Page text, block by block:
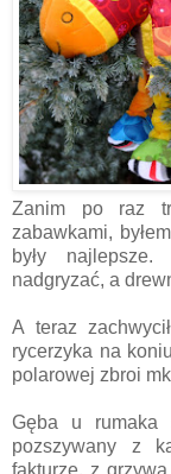
Zanim po raz
zabawkami,
były
nadgryzać, a
A teraz
rycerzyka na
polarowej zbroi
Gęba u rumaka
pozszywany z